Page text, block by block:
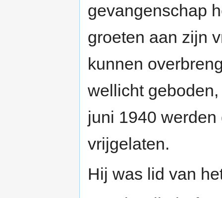
gevangenschap
groeten aan zijn
kunnen
wellicht
juni 1940
vrijgelaten.
Hij was lid van